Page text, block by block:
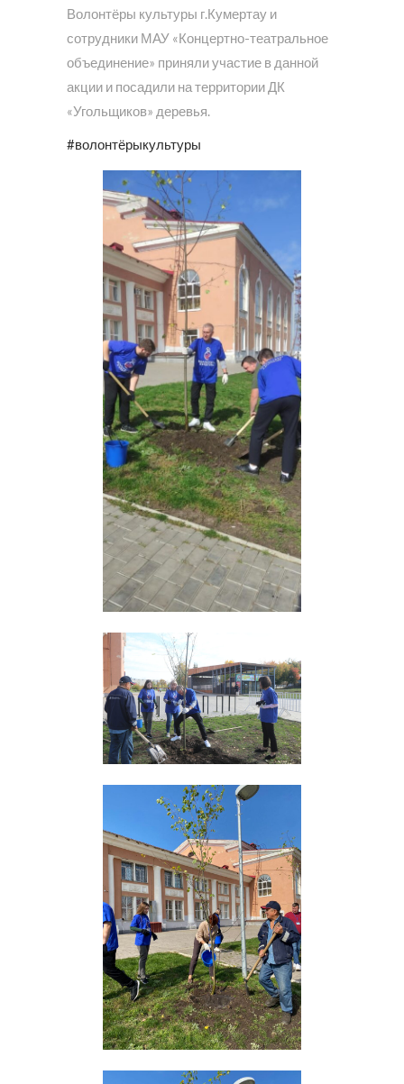
Волонтёры культуры г.Кумертау и
сотрудники МАУ «Концертно-театральное
объединение» приняли участие в данной
акции и посадили на территории ДК
«Угольщиков» деревья.
#волонтёрыкультуры